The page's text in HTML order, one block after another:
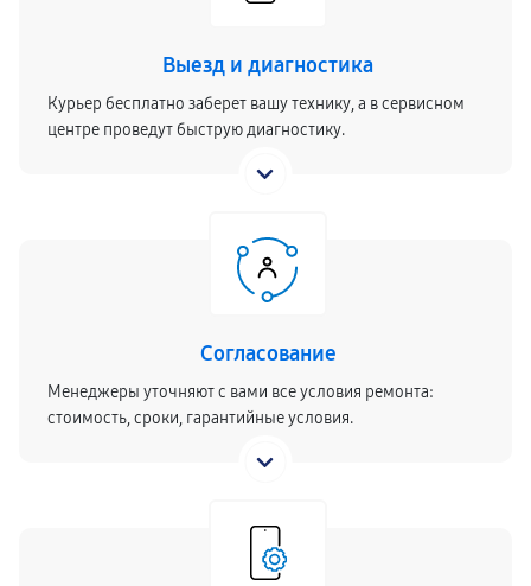
Выезд и диагностика
Курьер бесплатно заберет вашу технику, а в сервисном
центре проведут быструю диагностику.
Согласование
Менеджеры уточняют с вами все условия ремонта:
стоимость, сроки, гарантийные условия.